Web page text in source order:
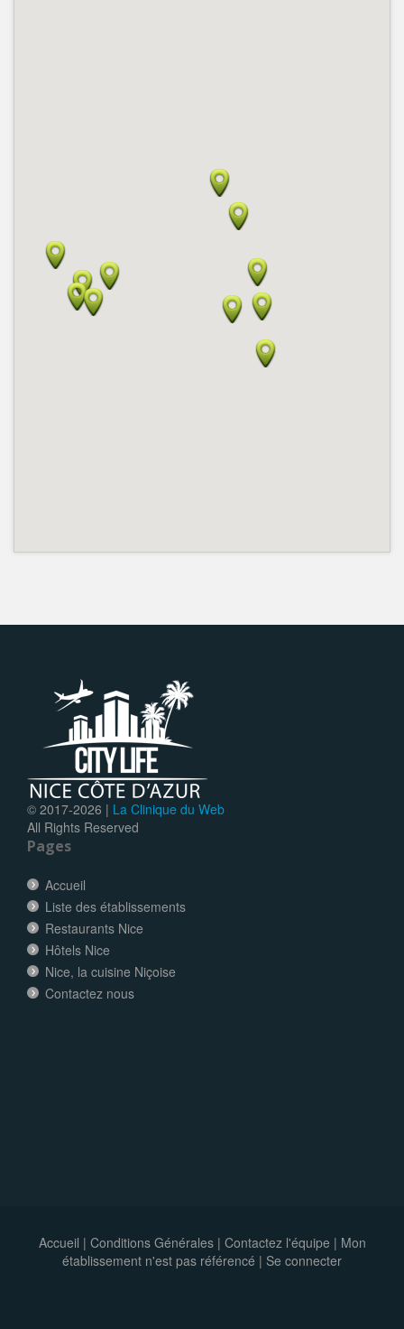
© 2017-2026 | La Clinique du Web
All Rights Reserved
Pages
Accueil
Liste des établissements
Restaurants Nice
Hôtels Nice
Nice, la cuisine Niçoise
Contactez nous
Accueil | Conditions Générales| Contactez l'équipe | Mon
établissement n'est pas référencé | Se connecter